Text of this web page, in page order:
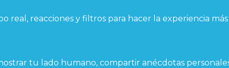
reacciones y filtros para hacer la experiencia
tu lado humano, compartir anécdotas